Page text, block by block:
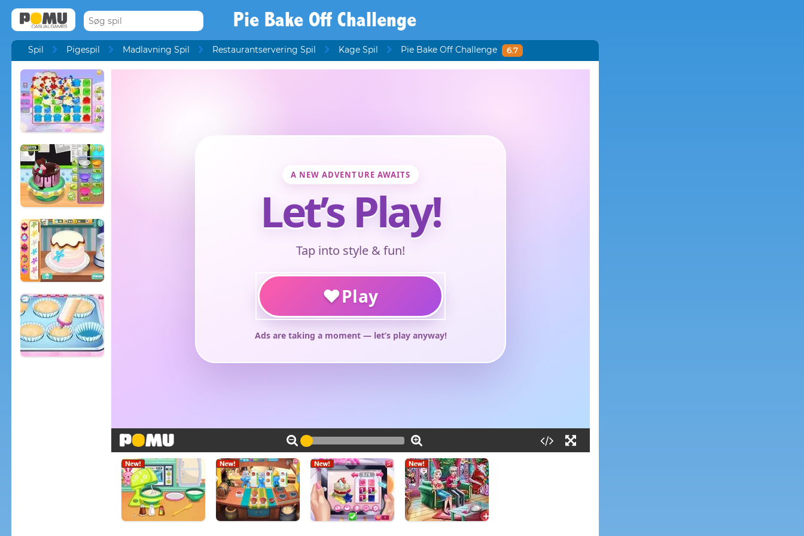
Pie Bake Off Challenge
Spil Pigespil Madlavning Spil Restaurantservering Spil Kage Spil Pie Bake Off Challenge 6.7